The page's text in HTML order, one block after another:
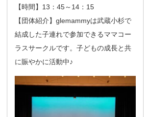
【時間】13：45～14：15
【団体紹介】glemammyは武蔵小杉で
結成した子連れで参加できるママコー
ラスサークルです。子どもの成長と共
に賑やかに活動中♪